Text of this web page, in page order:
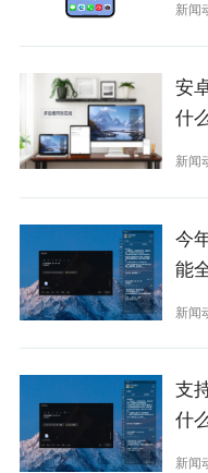
新闻
安
什
新闻
今
能
新闻
支
什
新闻